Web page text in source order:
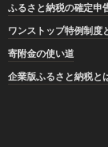
ふるさと納税の確定申
ワンストップ特例制度
寄附金の使い道
企業版ふるさと納税と